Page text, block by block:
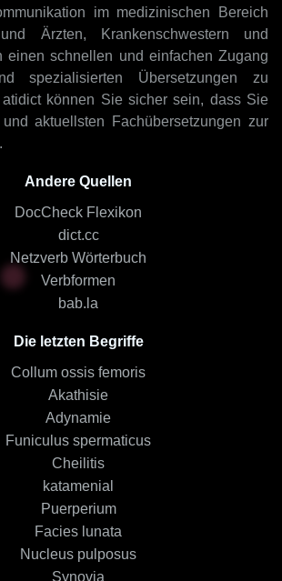
im medizinischen Bereich
Ärzten, Krankenschwestern und
einen schnellen und einfachen Zugang
spezialisierten Übersetzungen zu
können Sie sicher sein, dass Sie
aktuellsten Fachübersetzungen zur
Andere Quellen
DocCheck Flexikon
dict.cc
Netzverb Wörterbuch
Verbformen
bab.la
Die letzten Begriffe
Collum ossis femoris
Akathisie
Adynamie
Funiculus spermaticus
Cheilitis
katamenial
Puerperium
Facies lunata
Nucleus pulposus
Synovia